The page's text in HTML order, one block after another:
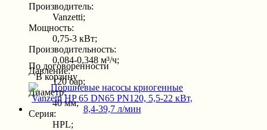
Производитель:
Vanzetti;
Мощность:
0,75-3 кВт;
Производительность:
0,084-0,348 м³/ч;
Давление:
120 бар;
Диаметр:
40 мм;
Серия:
HPL;
По договоренности
В корзину